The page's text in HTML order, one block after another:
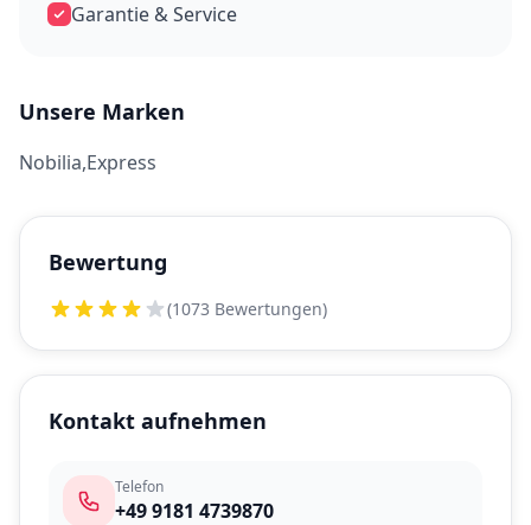
Garantie & Service
Unsere Marken
Nobilia,Express
Bewertung
(1073 Bewertungen)
Kontakt aufnehmen
Telefon
+49 9181 4739870